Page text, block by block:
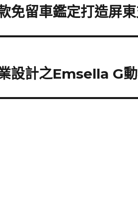
免留車鑑定打造屏
設計之Emsella G